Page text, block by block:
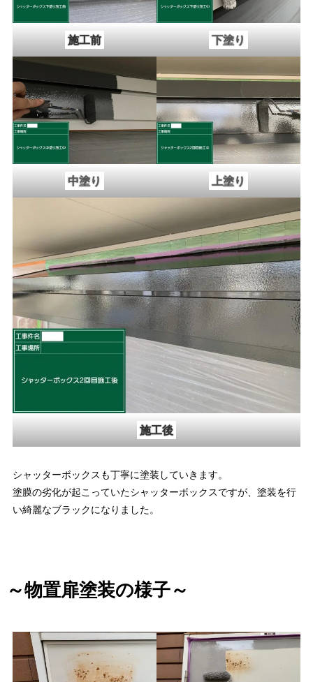
施工前 下塗り
中塗り 上塗り
施工後
シャッターボックスも丁寧に塗装していきます。
塗膜の劣化が起こっていたシャッターボックスですが、塗装を行
い綺麗なブラックになりました。
～物置扉塗装の様子～